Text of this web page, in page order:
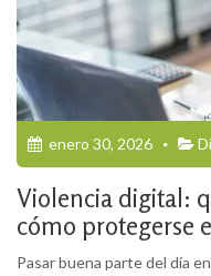
enero 30, 2026
Violencia digital:
cómo protegerse
Pasar buena parte del día